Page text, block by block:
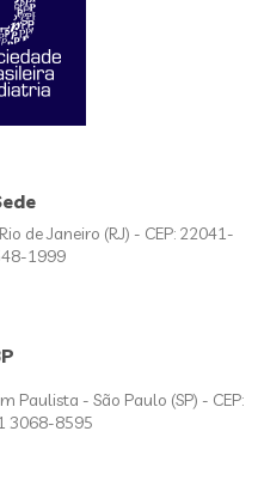
de Janeiro (RJ) - CEP: 22041-
1999
Paulista - São Paulo (SP) - CEP:
3068-8595